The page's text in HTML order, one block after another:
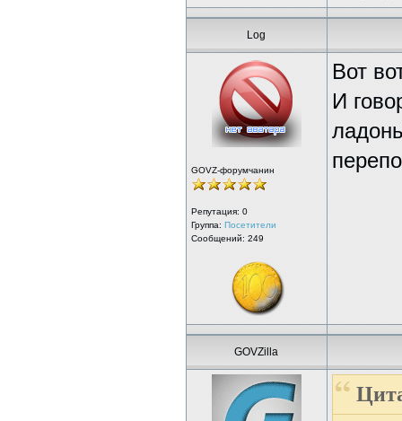
Log
GOVZ-форумчанин
Репутация: 0
Группа: Посетители
Сообщений: 249
Вот
И
GOVZilla